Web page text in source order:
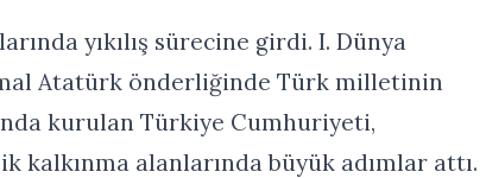
yıkılış sürecine girdi. I. Dünya
Atatürk önderliğinde Türk milletinin
kurulan Türkiye Cumhuriyeti,
kalkınma alanlarında büyük adımlar attı.